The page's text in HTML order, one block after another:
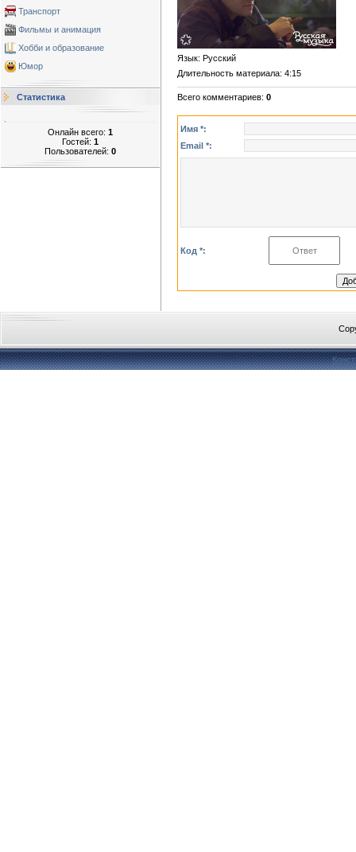
Транспорт
Фильмы и анимация
Хобби и образование
Юмор
Статистика
Онлайн всего: 1
Гостей: 1
Пользователей: 0
Язык: Русский
Длительность материала: 4:15
Всего комментариев: 0
Имя *:
Email *:
Код *: